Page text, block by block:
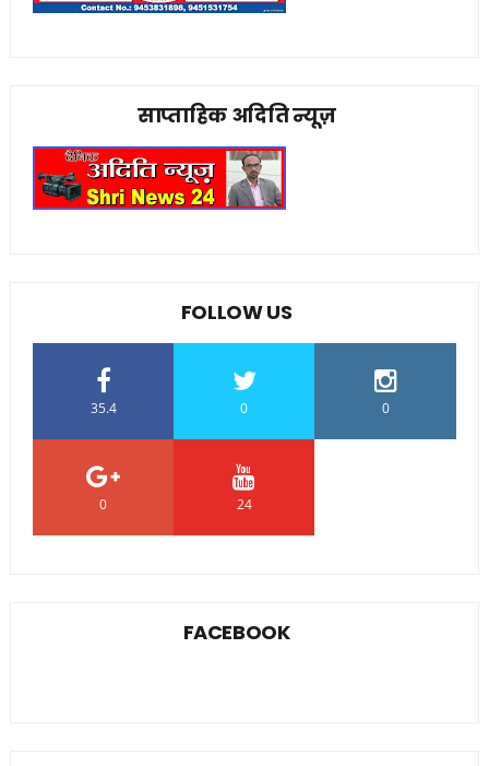
साप्ताहिक अदिति न्यूज़
FOLLOW US
35.4 0 0
0 24
FACEBOOK